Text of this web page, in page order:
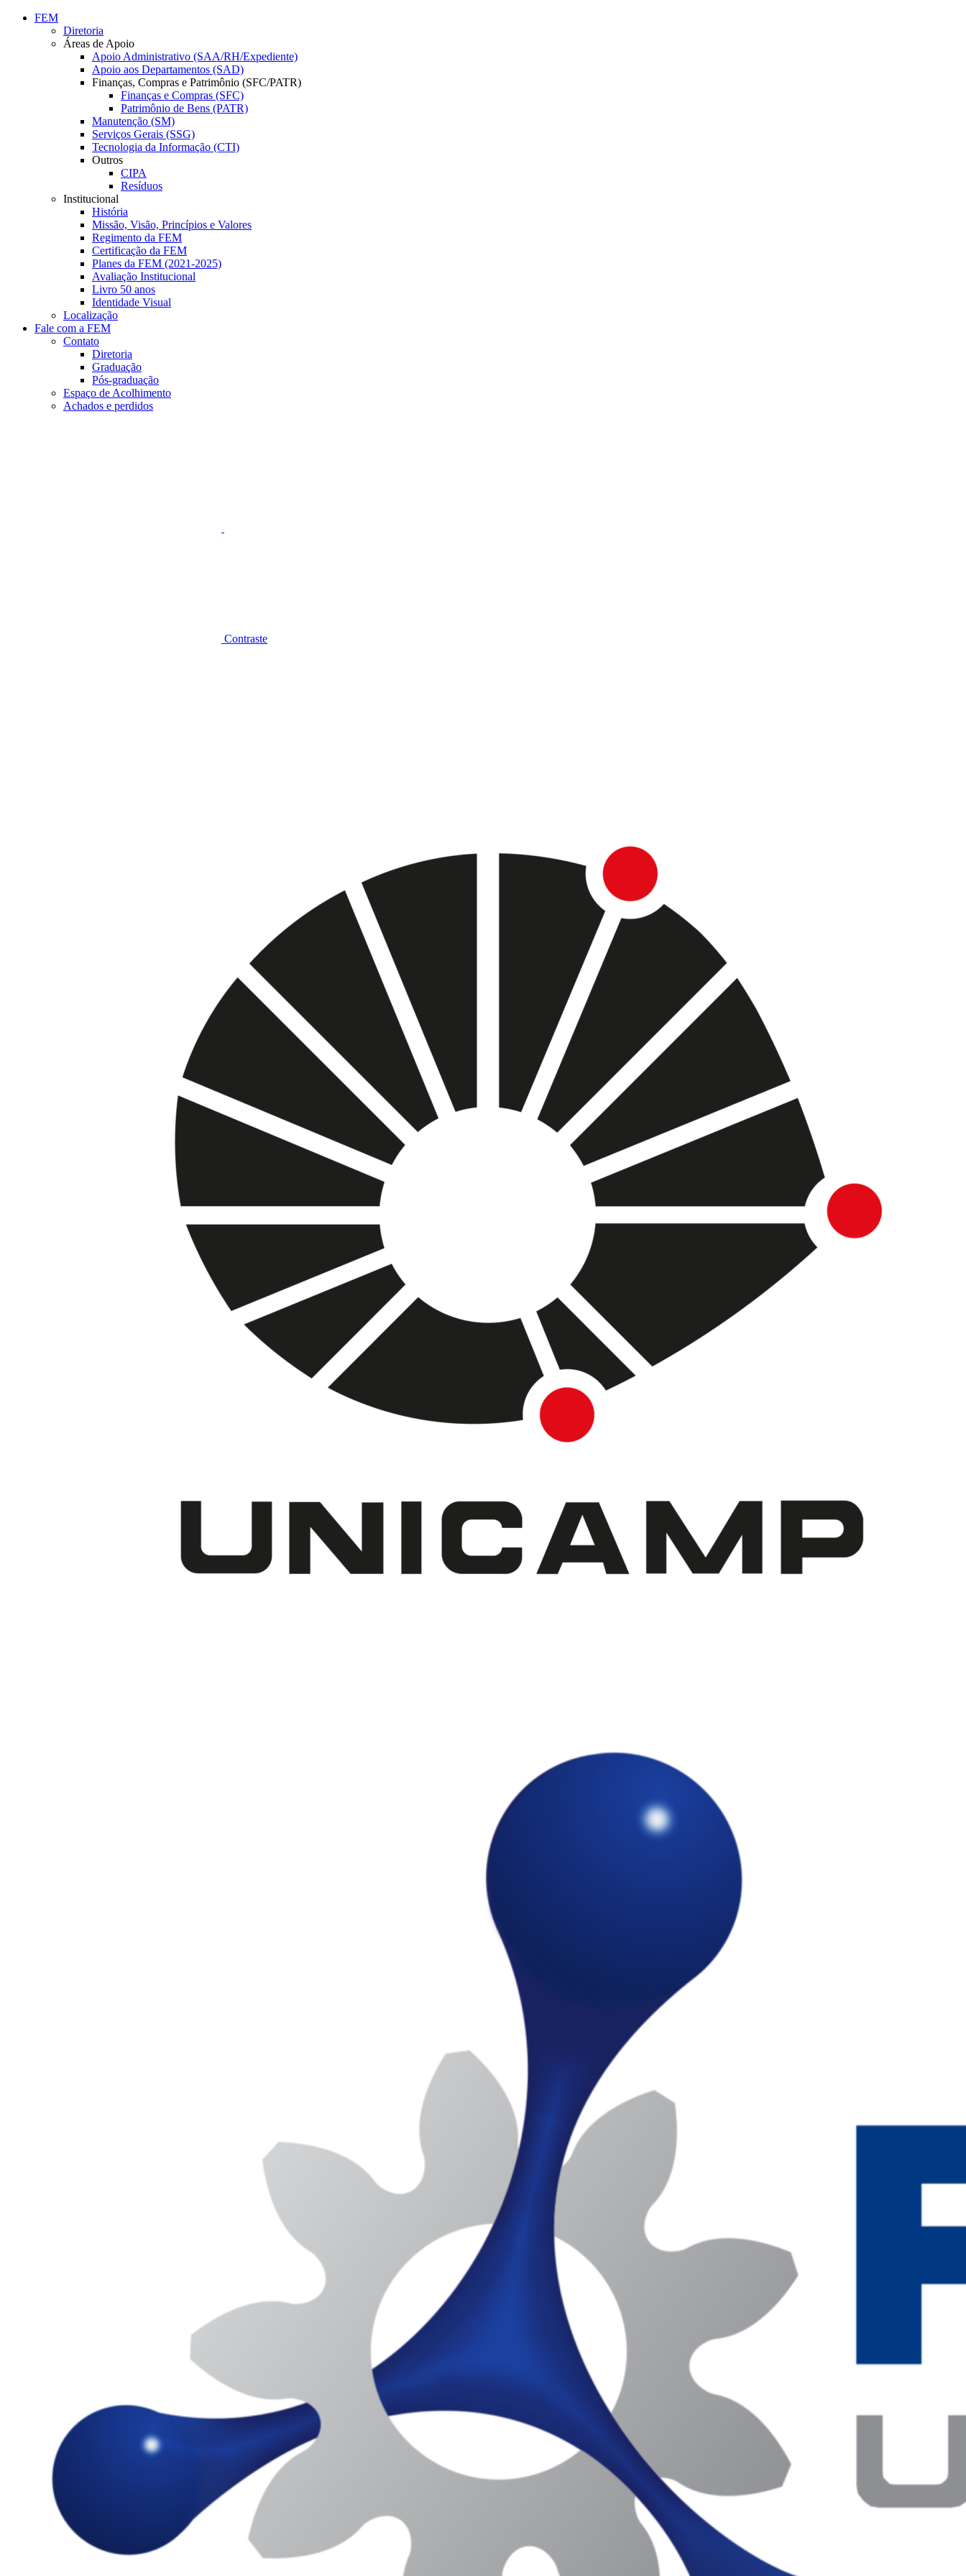
Conteúdo principal
FEM
Diretoria
Áreas de Apoio
Apoio Administrativo (SAA/RH/Expediente)
Apoio aos Departamentos (SAD)
Finanças, Compras e Patrimônio (SFC/PATR)
Finanças e Compras (SFC)
Patrimônio de Bens (PATR)
Manutenção (SM)
Serviços Gerais (SSG)
Tecnologia da Informação (CTI)
Outros
CIPA
Resíduos
Institucional
História
Missão, Visão, Princípios e Valores
Regimento da FEM
Certificação da FEM
Planes da FEM (2021-2025)
Avaliação Institucional
Livro 50 anos
Identidade Visual
Localização
Fale com a FEM
Contato
Diretoria
Graduação
Pós-graduação
Espaço de Acolhimento
Achados e perdidos
Contraste